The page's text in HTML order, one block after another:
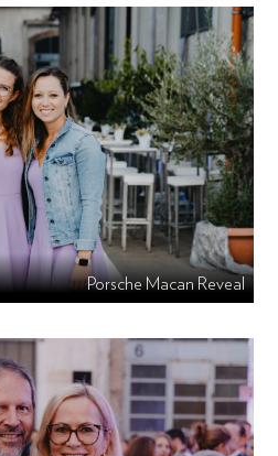
Porsche Macan Reveal